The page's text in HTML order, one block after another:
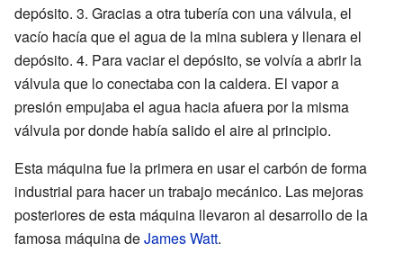
depósito. 3. Gracias a otra tubería con una válvula, el
vacío hacía que el agua de la mina subiera y llenara el
depósito. 4. Para vaciar el depósito, se volvía a abrir la
válvula que lo conectaba con la caldera. El vapor a
presión empujaba el agua hacia afuera por la misma
válvula por donde había salido el aire al principio.
Esta máquina fue la primera en usar el carbón de forma
industrial para hacer un trabajo mecánico. Las mejoras
posteriores de esta máquina llevaron al desarrollo de la
famosa máquina deJames Watt.